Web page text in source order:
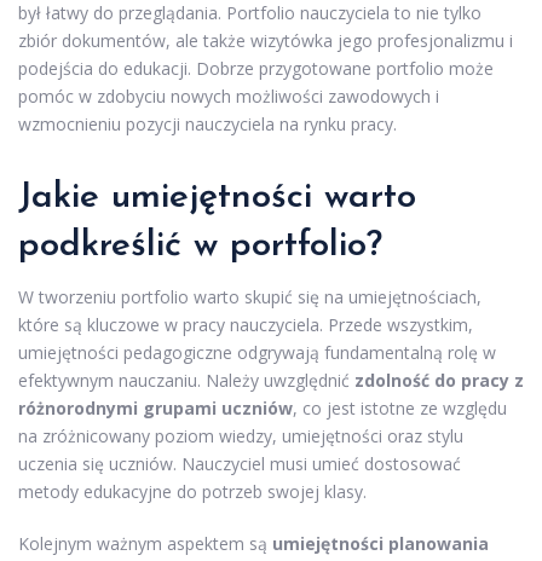
był łatwy do przeglądania. Portfolio nauczyciela to nie tylko
zbiór dokumentów, ale także wizytówka jego profesjonalizmu i
podejścia do edukacji. Dobrze przygotowane portfolio może
pomóc w zdobyciu nowych możliwości zawodowych i
wzmocnieniu pozycji nauczyciela na rynku pracy.
Jakie umiejętności warto
podkreślić w portfolio?
W tworzeniu portfolio warto skupić się na umiejętnościach,
które są kluczowe w pracy nauczyciela. Przede wszystkim,
umiejętności pedagogiczne odgrywają fundamentalną rolę w
efektywnym nauczaniu. Należy uwzględnić zdolność do pracy z
różnorodnymi grupami uczniów, co jest istotne ze względu
na zróżnicowany poziom wiedzy, umiejętności oraz stylu
uczenia się uczniów. Nauczyciel musi umieć dostosować
metody edukacyjne do potrzeb swojej klasy.
Kolejnym ważnym aspektem są umiejętności planowania